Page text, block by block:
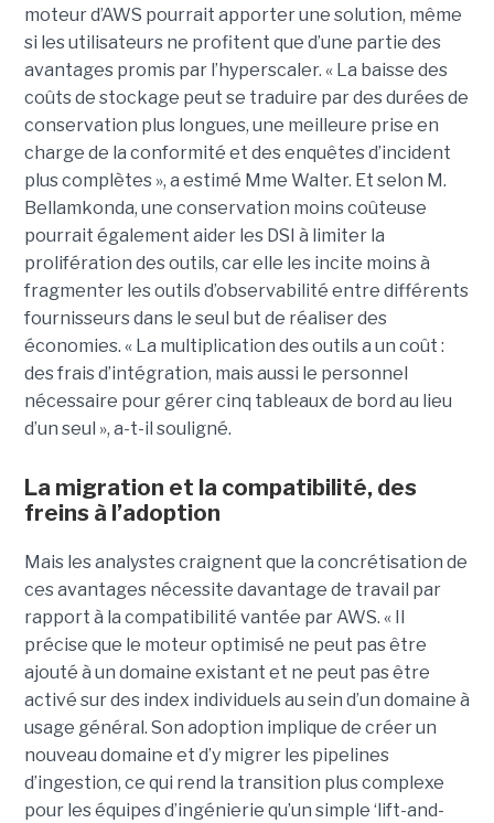
moteur d’AWS pourrait apporter une solution, même
si les utilisateurs ne profitent que d’une partie des
avantages promis par l’hyperscaler. « La baisse des
coûts de stockage peut se traduire par des durées de
conservation plus longues, une meilleure prise en
charge de la conformité et des enquêtes d’incident
plus complètes », a estimé Mme Walter. Et selon M.
Bellamkonda, une conservation moins coûteuse
pourrait également aider les DSI à limiter la
prolifération des outils, car elle les incite moins à
fragmenter les outils d’observabilité entre différents
fournisseurs dans le seul but de réaliser des
économies. « La multiplication des outils a un coût :
des frais d’intégration, mais aussi le personnel
nécessaire pour gérer cinq tableaux de bord au lieu
d’un seul », a-t-il souligné.
La migration et la compatibilité, des
freins à l’adoption
Mais les analystes craignent que la concrétisation de
ces avantages nécessite davantage de travail par
rapport à la compatibilité vantée par AWS. « Il
précise que le moteur optimisé ne peut pas être
ajouté à un domaine existant et ne peut pas être
activé sur des index individuels au sein d’un domaine à
usage général. Son adoption implique de créer un
nouveau domaine et d’y migrer les pipelines
d’ingestion, ce qui rend la transition plus complexe
pour les équipes d’ingénierie qu’un simple ‘lift-and-